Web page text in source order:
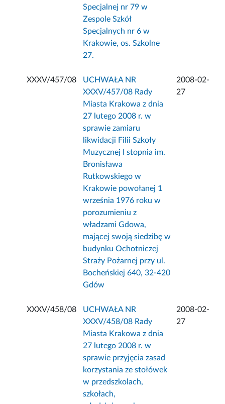
Specjalnej nr 79 w
Zespole Szkół
Specjalnych nr 6 w
Krakowie, os. Szkolne
27.
XXXV/457/08
UCHWAŁA NR
XXXV/457/08 Rady
Miasta Krakowa z dnia
27 lutego 2008 r. w
sprawie zamiaru
likwidacji Filii Szkoły
Muzycznej I stopnia im.
Bronisława
Rutkowskiego w
Krakowie powołanej 1
września 1976 roku w
porozumieniu z
władzami Gdowa,
mającej swoją siedzibę w
budynku Ochotniczej
Straży Pożarnej przy ul.
Bocheńskiej 640, 32-420
Gdów
2008-02-
27
XXXV/458/08
UCHWAŁA NR
XXXV/458/08 Rady
Miasta Krakowa z dnia
27 lutego 2008 r. w
sprawie przyjęcia zasad
korzystania ze stołówek
w przedszkolach,
szkołach,
2008-02-
27